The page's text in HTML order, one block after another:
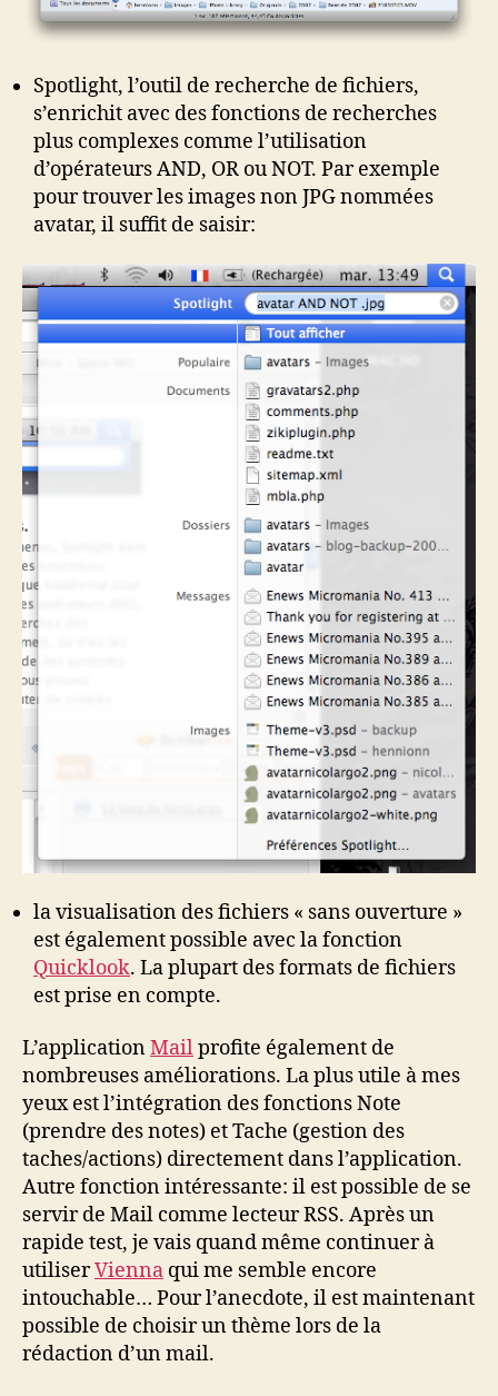
Spotlight, l’outil de recherche de fichiers,
s’enrichit avec des fonctions de recherches
plus complexes comme l’utilisation
d’opérateurs AND, OR ou NOT. Par exemple
pour trouver les images non JPG nommées
avatar, il suffit de saisir:
la visualisation des fichiers « sans ouverture »
est également possible avec la fonction
Quicklook. La plupart des formats de fichiers
est prise en compte.
L’applicationMailprofite également de
nombreuses améliorations. La plus utile à mes
yeux est l’intégration des fonctions Note
(prendre des notes) et Tache (gestion des
taches/actions) directement dans l’application.
Autre fonction intéressante: il est possible de se
servir de Mail comme lecteur RSS. Après un
rapide test, je vais quand même continuer à
utiliserVienna qui me semble encore
intouchable… Pour l’anecdote, il est maintenant
possible de choisir un thème lors de la
rédaction d’un mail.